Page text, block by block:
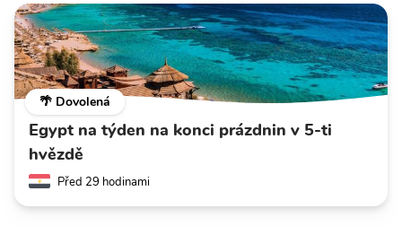
🌴 Dovolená
Egypt na týden na konci prázdnin v 5-ti
hvězdě
Před 29 hodinami